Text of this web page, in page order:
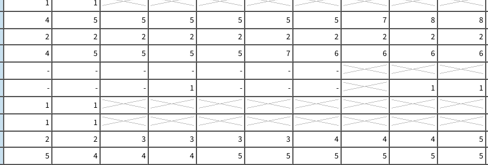
1
1
4 5 5 5 5 5 5 7 8
8
2 2 2 2 2 2 2 2 2
2
4 5 5 5 5 7 6 6 6
6
- - - - - -
-
- - - 1 - - - 1
1
1
1
1
1
2 2 3 3 3 3 4 4 4
5
5 4 4 4 5 5 5 5 5
5